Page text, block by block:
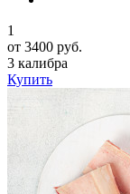
1
от 3400 руб.
3 калибра
Купить